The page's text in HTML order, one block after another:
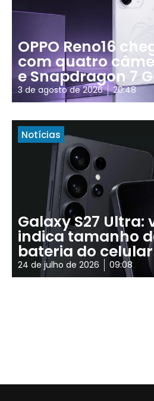
OPPO Reno16
com quatro
e Snapdragon 7
3 de agosto de 2026 20:48
Notícias
Galaxy S27 Ultra:
indica tamanho
bateria do celular
24 de julho de 2026 09:08